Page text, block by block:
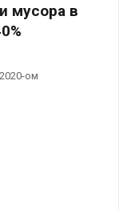
мусора в
ом